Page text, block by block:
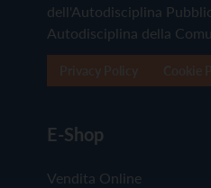
dell'Autodisciplina
Autodisciplina della
E-Shop
Vendita Online